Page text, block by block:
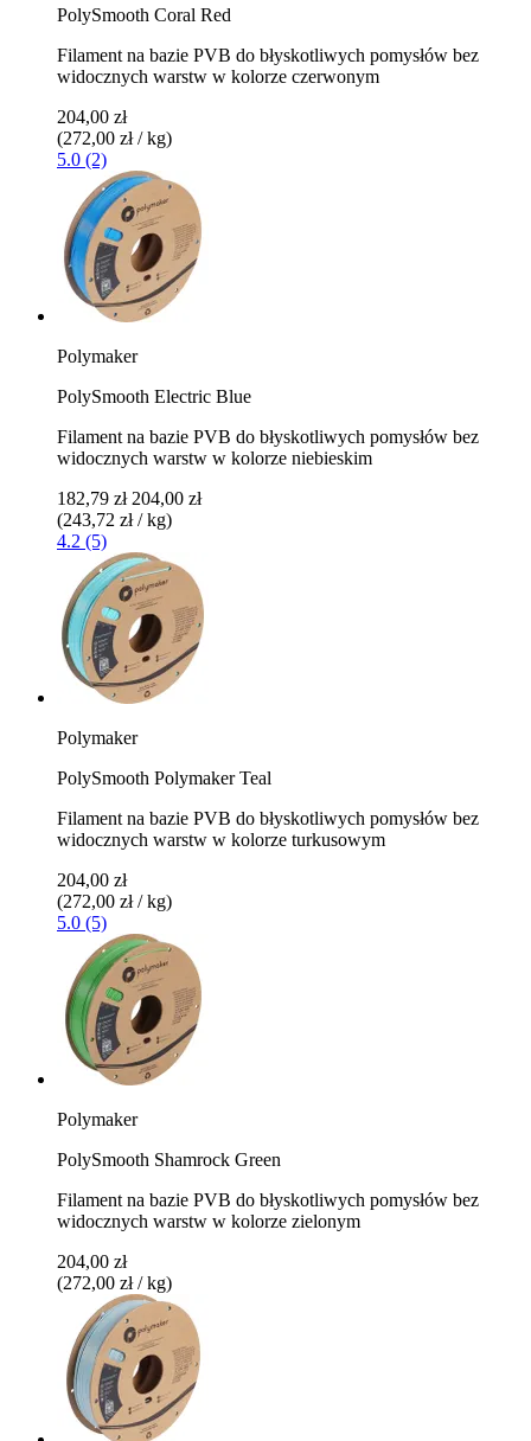
PolySmooth Coral Red
Filament na bazie PVB do błyskotliwych pomysłów bez
widocznych warstw w kolorze czerwonym
204,00 zł
(272,00 zł / kg)
5.0 (2)
Polymaker
PolySmooth Electric Blue
Filament na bazie PVB do błyskotliwych pomysłów bez
widocznych warstw w kolorze niebieskim
182,79 zł 204,00 zł
(243,72 zł / kg)
4.2 (5)
Polymaker
PolySmooth Polymaker Teal
Filament na bazie PVB do błyskotliwych pomysłów bez
widocznych warstw w kolorze turkusowym
204,00 zł
(272,00 zł / kg)
5.0 (5)
Polymaker
PolySmooth Shamrock Green
Filament na bazie PVB do błyskotliwych pomysłów bez
widocznych warstw w kolorze zielonym
204,00 zł
(272,00 zł / kg)